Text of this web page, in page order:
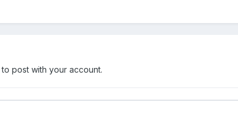
to post with your account.